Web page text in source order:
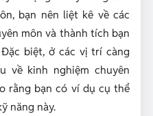
bạn nên liệt kê về các
môn và thành tích bạn
biệt, ở các vị trí càng
về kinh nghiệm chuyên
rằng bạn có ví dụ cụ thể
năng này.